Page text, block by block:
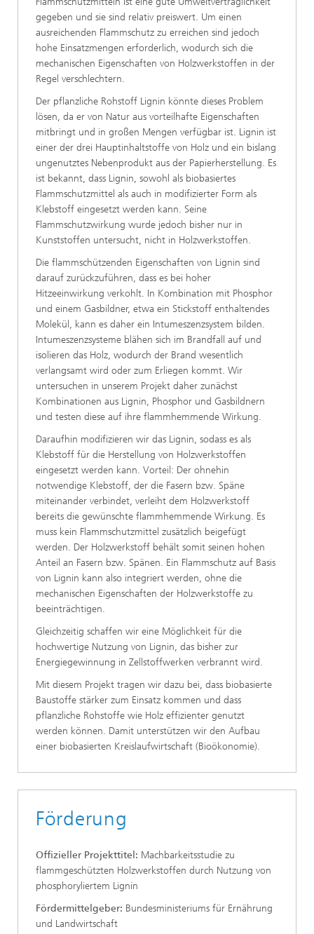
gegeben und sie sind relativ preiswert. Um einen
ausreichenden Flammschutz zu erreichen sind jedoch
hohe Einsatzmengen erforderlich, wodurch sich die
mechanischen Eigenschaften von Holzwerkstoffen in der
Regel verschlechtern.
Der pflanzliche Rohstoff Lignin könnte dieses Problem
lösen, da er von Natur aus vorteilhafte Eigenschaften
mitbringt und in großen Mengen verfügbar ist. Lignin ist
einer der drei Hauptinhaltstoffe von Holz und ein bislang
ungenutztes Nebenprodukt aus der Papierherstellung. Es
ist bekannt, dass Lignin, sowohl als biobasiertes
Flammschutzmittel als auch in modifizierter Form als
Klebstoff eingesetzt werden kann. Seine
Flammschutzwirkung wurde jedoch bisher nur in
Kunststoffen untersucht, nicht in Holzwerkstoffen.
Die flammschützenden Eigenschaften von Lignin sind
darauf zurückzuführen, dass es bei hoher
Hitzeeinwirkung verkohlt. In Kombination mit Phosphor
und einem Gasbildner, etwa ein Stickstoff enthaltendes
Molekül, kann es daher ein Intumeszenzsystem bilden.
Intumeszenzsysteme blähen sich im Brandfall auf und
isolieren das Holz, wodurch der Brand wesentlich
verlangsamt wird oder zum Erliegen kommt. Wir
untersuchen in unserem Projekt daher zunächst
Kombinationen aus Lignin, Phosphor und Gasbildnern
und testen diese auf ihre flammhemmende Wirkung.
Daraufhin modifizieren wir das Lignin, sodass es als
Klebstoff für die Herstellung von Holzwerkstoffen
eingesetzt werden kann. Vorteil: Der ohnehin
notwendige Klebstoff, der die Fasern bzw. Späne
miteinander verbindet, verleiht dem Holzwerkstoff
bereits die gewünschte flammhemmende Wirkung. Es
muss kein Flammschutzmittel zusätzlich beigefügt
werden. Der Holzwerkstoff behält somit seinen hohen
Anteil an Fasern bzw. Spänen. Ein Flammschutz auf Basis
von Lignin kann also integriert werden, ohne die
mechanischen Eigenschaften der Holzwerkstoffe zu
beeinträchtigen.
Gleichzeitig schaffen wir eine Möglichkeit für die
hochwertige Nutzung von Lignin, das bisher zur
Energiegewinnung in Zellstoffwerken verbrannt wird.
Mit diesem Projekt tragen wir dazu bei, dass biobasierte
Baustoffe stärker zum Einsatz kommen und dass
pflanzliche Rohstoffe wie Holz effizienter genutzt
werden können. Damit unterstützen wir den Aufbau
einer biobasierten Kreislaufwirtschaft (Bioökonomie).
Förderung
Offizieller Projekttitel: Machbarkeitsstudie zu
flammgeschützten Holzwerkstoffen durch Nutzung von
phosphoryliertem Lignin
Fördermittelgeber: Bundesministeriums für Ernährung
und Landwirtschaft